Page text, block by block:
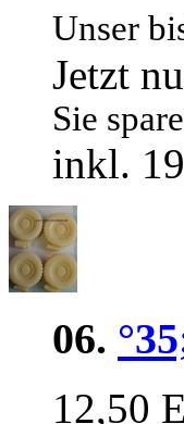
Unser
Jetzt
Sie
inkl.
06.
12,50